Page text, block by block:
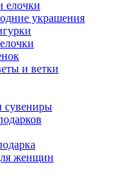
елочки
украшения
и ветки
сувениры
женщин